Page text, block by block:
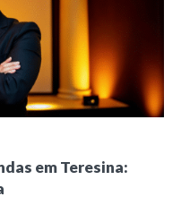
em Teresina: